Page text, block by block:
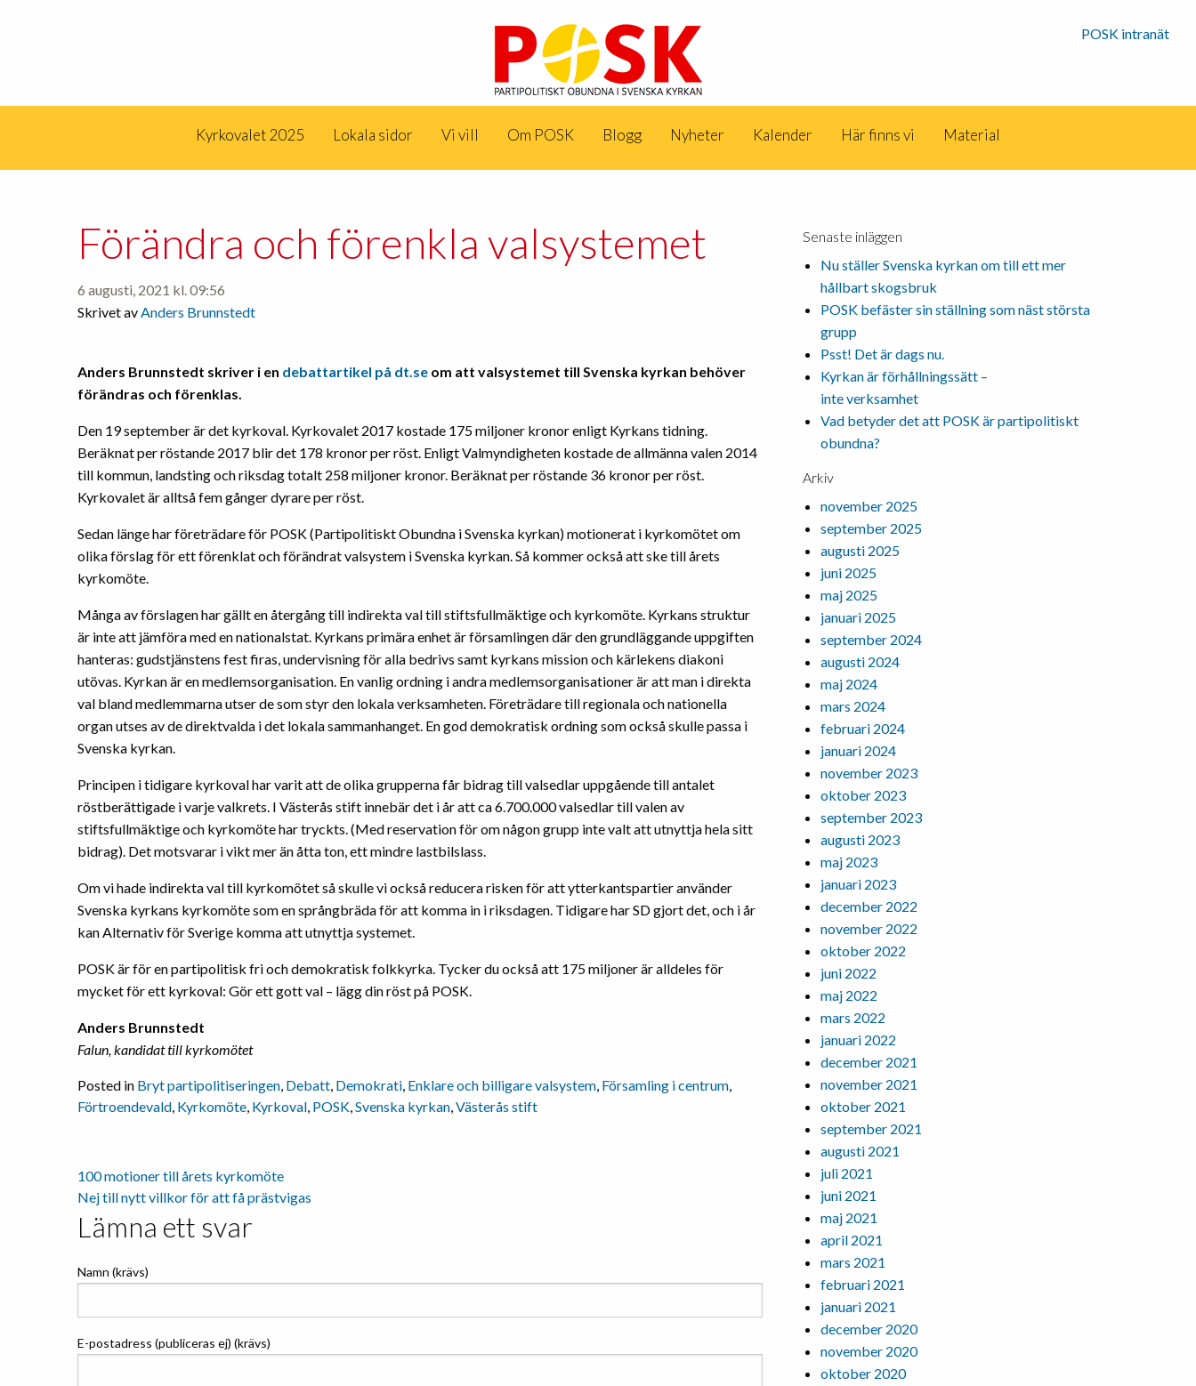
POSK intranät
Kyrkovalet 2025 Lokala sidor Vi vill Om POSK Blogg Nyheter Kalender Här finns vi Material
Förändra och förenkla valsystemet
6 augusti, 2021 kl. 09:56
Skrivet avAnders Brunnstedt
Anders Brunnstedt skriver i en debattartikel på dt.se om att valsystemet till Svenska kyrkan behöver
förändras och förenklas.
Den 19 september är det kyrkoval. Kyrkovalet 2017 kostade 175 miljoner kronor enligt Kyrkans tidning.
Beräknat per röstande 2017 blir det 178 kronor per röst. Enligt Valmyndigheten kostade de allmänna valen 2014
till kommun, landsting och riksdag totalt 258 miljoner kronor. Beräknat per röstande 36 kronor per röst.
Kyrkovalet är alltså fem gånger dyrare per röst.
Sedan länge har företrädare för POSK (Partipolitiskt Obundna i Svenska kyrkan) motionerat i kyrkomötet om
olika förslag för ett förenklat och förändrat valsystem i Svenska kyrkan. Så kommer också att ske till årets
kyrkomöte.
Många av förslagen har gällt en återgång till indirekta val till stiftsfullmäktige och kyrkomöte. Kyrkans struktur
är inte att jämföra med en nationalstat. Kyrkans primära enhet är församlingen där den grundläggande uppgiften
hanteras: gudstjänstens fest firas, undervisning för alla bedrivs samt kyrkans mission och kärlekens diakoni
utövas. Kyrkan är en medlemsorganisation. En vanlig ordning i andra medlemsorganisationer är att man i direkta
val bland medlemmarna utser de som styr den lokala verksamheten. Företrädare till regionala och nationella
organ utses av de direktvalda i det lokala sammanhanget. En god demokratisk ordning som också skulle passa i
Svenska kyrkan.
Principen i tidigare kyrkoval har varit att de olika grupperna får bidrag till valsedlar uppgående till antalet
röstberättigade i varje valkrets. I Västerås stift innebär det i år att ca 6.700.000 valsedlar till valen av
stiftsfullmäktige och kyrkomöte har tryckts. (Med reservation för om någon grupp inte valt att utnyttja hela sitt
bidrag). Det motsvarar i vikt mer än åtta ton, ett mindre lastbilslass.
Om vi hade indirekta val till kyrkomötet så skulle vi också reducera risken för att ytterkantspartier använder
Svenska kyrkans kyrkomöte som en språngbräda för att komma in i riksdagen. Tidigare har SD gjort det, och i år
kan Alternativ för Sverige komma att utnyttja systemet.
POSK är för en partipolitisk fri och demokratisk folkkyrka. Tycker du också att 175 miljoner är alldeles för
mycket för ett kyrkoval: Gör ett gott val – lägg din röst på POSK.
Anders Brunnstedt
Falun, kandidat till kyrkomötet
Posted in Bryt partipolitiseringen, Debatt, Demokrati, Enklare och billigare valsystem, Församling i centrum,
Förtroendevald, Kyrkomöte, Kyrkoval, POSK,Svenska kyrkan,Västerås stift
Inläggsnavigering
100 motioner till årets kyrkomöte
Nej till nytt villkor för att få prästvigas
Lämna ett svar
Namn (krävs)
E-postadress (publiceras ej) (krävs)
Senaste inläggen
Nu ställer Svenska kyrkan om till ett mer
hållbart skogsbruk
POSK befäster sin ställning som näst största
grupp
Psst! Det är dags nu.
Kyrkan är förhållningssätt –
inte verksamhet
Vad betyder det att POSK är partipolitiskt
obundna?
Arkiv
november 2025
september 2025
augusti 2025
juni 2025
maj 2025
januari 2025
september 2024
augusti 2024
maj 2024
mars 2024
februari 2024
januari 2024
november 2023
oktober 2023
september 2023
augusti 2023
maj 2023
januari 2023
december 2022
november 2022
oktober 2022
juni 2022
maj 2022
mars 2022
januari 2022
december 2021
november 2021
oktober 2021
september 2021
augusti 2021
juli 2021
juni 2021
maj 2021
april 2021
mars 2021
februari 2021
januari 2021
december 2020
november 2020
oktober 2020